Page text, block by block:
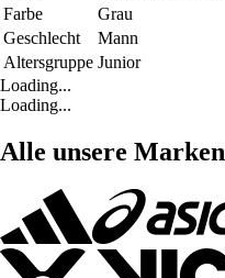
Farbe
Grau
Geschlecht
Mann
Altersgruppe Junior
Loading...
Loading...
Alle unsere Marken